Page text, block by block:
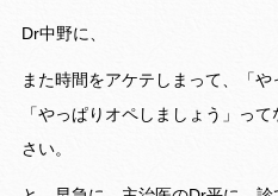
Dr中野に、
また時間をアケテしまって、「
「やっぱりオペしましょう」っ
さい。